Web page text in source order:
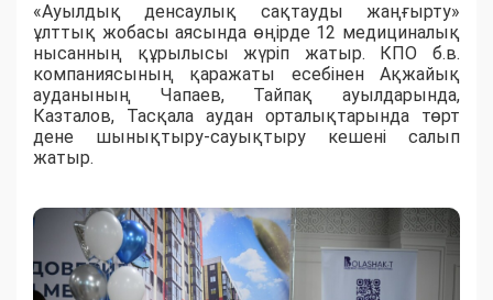
«Ауылдық денсаулық сақтауды жаңғырту»
ұлттық жобасы аясында өңірде 12 медициналық
нысанның құрылысы жүріп жатыр. КПО б.в.
компаниясының қаражаты есебінен Ақжайық
ауданының Чапаев, Тайпақ ауылдарында,
Казталов, Тасқала аудан орталықтарында төрт
дене шынықтыру-сауықтыру кешені салып
жатыр.